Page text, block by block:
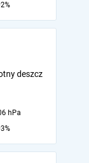
deszcz
hPa